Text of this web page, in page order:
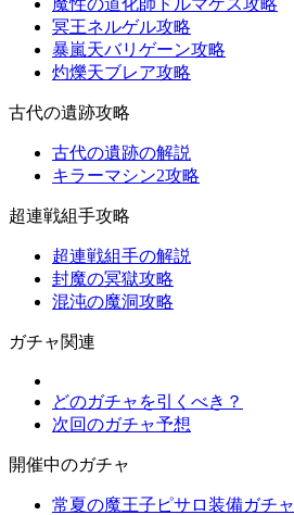
魔性の道化師ドルマゲス攻略
冥王ネルゲル攻略
暴嵐天バリゲーン攻略
灼爍天ブレア攻略
古代の遺跡攻略
古代の遺跡の解説
キラーマシン2攻略
超連戦組手攻略
超連戦組手の解説
封魔の冥獄攻略
混沌の魔洞攻略
ガチャ関連
どのガチャを引くべき？
次回のガチャ予想
開催中のガチャ
常夏の魔王子ピサロ装備ガチャ